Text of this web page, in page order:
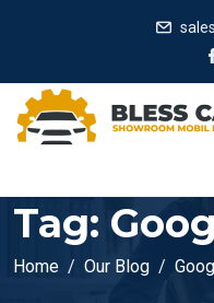
Tag:
Home Our Blog